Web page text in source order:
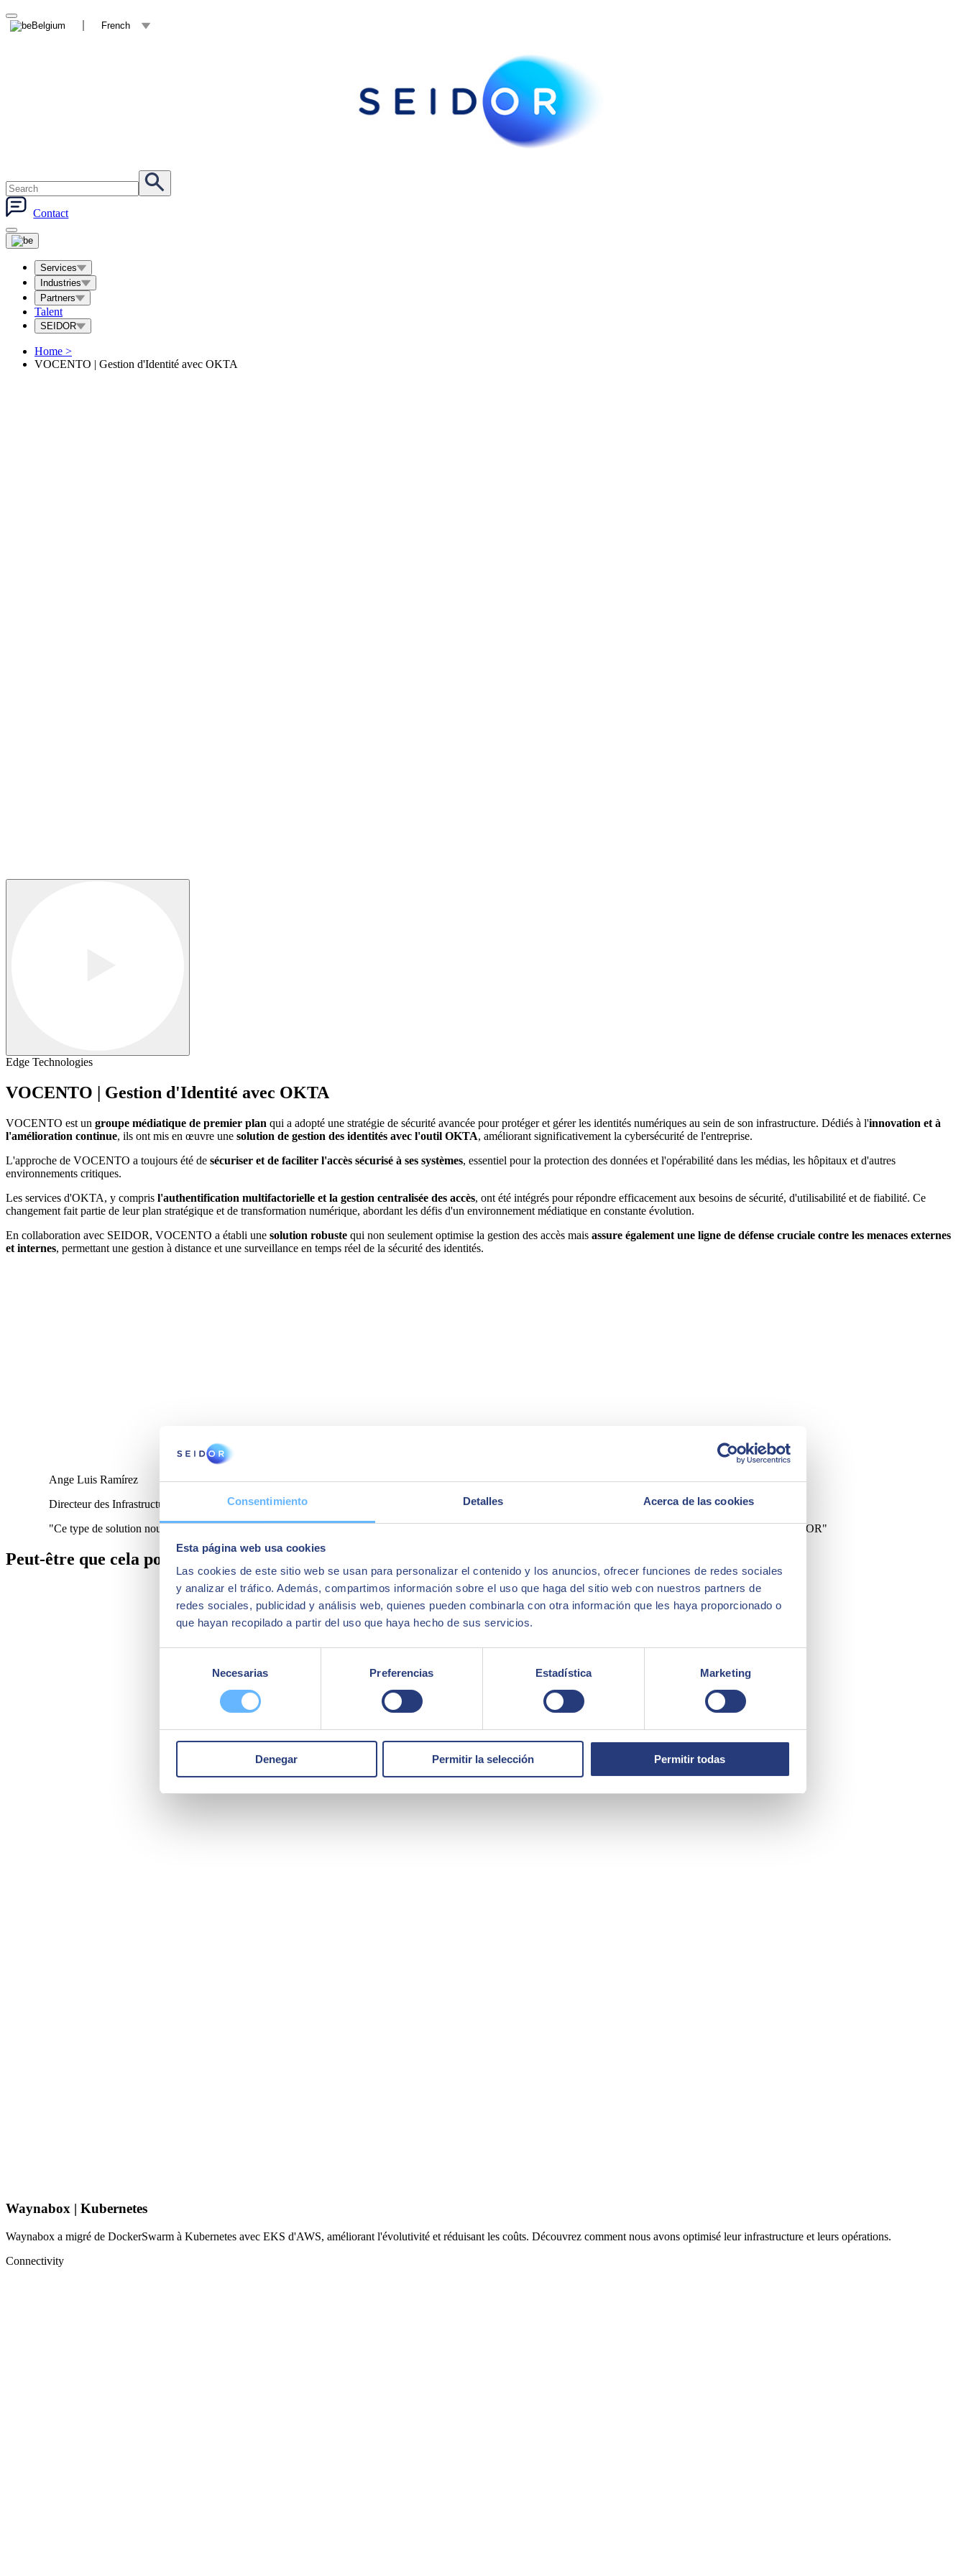
Consentimiento Detalles Acerca de las cookies
Esta página web usa cookies
Las cookies de este sitio web se usan para personalizar el contenido y los anuncios, ofrecer funciones de redes sociales
y analizar el tráfico. Además, compartimos información sobre el uso que haga del sitio web con nuestros partners de
redes sociales, publicidad y análisis web, quienes pueden combinarla con otra información que les haya proporcionado o
que hayan recopilado a partir del uso que haya hecho de sus servicios.
consentimiento
Necesarias Preferencias Estadística Marketing
Denegar Permitir la selección Permitir todas
Belgium French
Contact
Services
Industries
Partners
Talent
SEIDOR
Home >
VOCENTO | Gestion d'Identité avec OKTA
Edge Technologies
VOCENTO | Gestion d'Identité avec OKTA
VOCENTO est un groupe médiatique de premier plan qui a adopté une stratégie de sécurité avancée pour protéger et gérer les identités numériques au sein de son infrastructure. Dédiés à l'innovation et à
l'amélioration continue, ils ont mis en œuvre une solution de gestion des identités avec l'outil OKTA, améliorant significativement la cybersécurité de l'entreprise.
L'approche de VOCENTO a toujours été de sécuriser et de faciliter l'accès sécurisé à ses systèmes, essentiel pour la protection des données et l'opérabilité dans les médias, les hôpitaux et d'autres
environnements critiques.
Les services d'OKTA, y compris l'authentification multifactorielle et la gestion centralisée des accès, ont été intégrés pour répondre efficacement aux besoins de sécurité, d'utilisabilité et de fiabilité. Ce
changement fait partie de leur plan stratégique et de transformation numérique, abordant les défis d'un environnement médiatique en constante évolution.
En collaboration avec SEIDOR, VOCENTO a établi une solution robuste qui non seulement optimise la gestion des accès mais assure également une ligne de défense cruciale contre les menaces externes
et internes, permettant une gestion à distance et une surveillance en temps réel de la sécurité des identités.
Ange Luis Ramírez
Directeur des Infrastructures et Applications d'Affaires chez Vocento
"Ce type de solution nous permet d'avoir un site unique centralisé pour la gestion des identités de nos utilisateurs. Nous avons adoré la capacité d'intégration avec SEIDOR"
Peut-être que cela pourrait vous intéresser
Waynabox | Kubernetes
Waynabox a migré de DockerSwarm à Kubernetes avec EKS d'AWS, améliorant l'évolutivité et réduisant les coûts. Découvrez comment nous avons optimisé leur infrastructure et leurs opérations.
Connectivity